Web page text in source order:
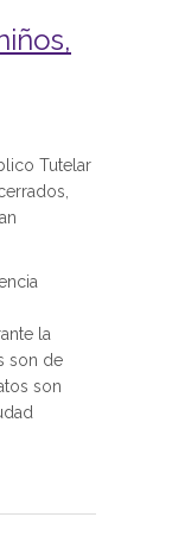
Tutelar
la
son de
son